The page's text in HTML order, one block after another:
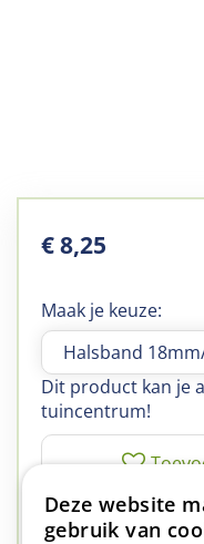
€8,25
Maak je keuze:
Dit product kan je
tuincentrum!
✅A-kwaliteit
Deze website
gebruik van